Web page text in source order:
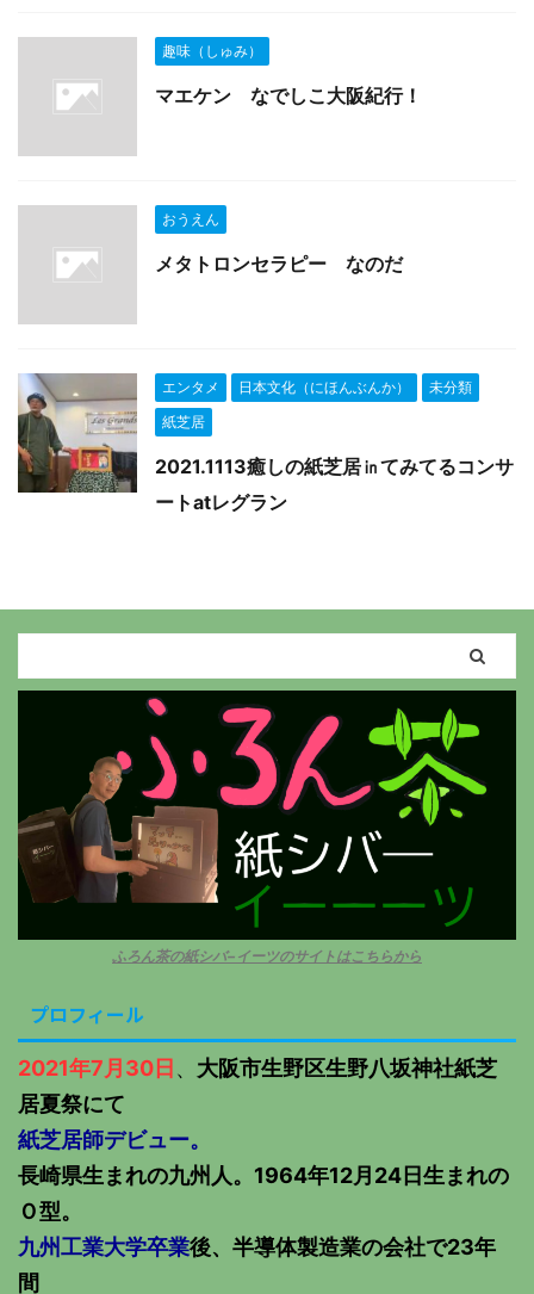
趣味（しゅみ）
マエケン なでしこ大阪紀行！
おうえん
メタトロンセラピー なのだ
エンタメ 日本文化（にほんぶんか）
未分類
紙芝居
2021.1113癒しの紙芝居㏌てみてるコンサ
ートatレグラン
ふろん茶の紙シバ−イーツのサイトはこちらから
プロフィール
2021年7月30日 、 大阪市生野区生野八坂神社紙芝
居夏祭にて
紙芝居師デビュー。
長崎県生まれの九州人。1964年12月24日生まれの
Ｏ型。
九州工業大学卒業後、半導体製造業の会社で23年
間